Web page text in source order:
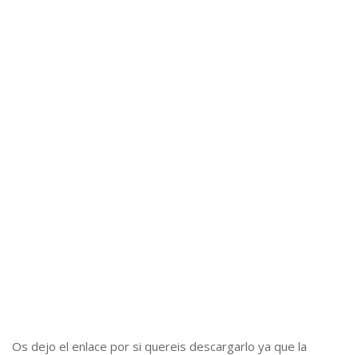
Os dejo el enlace por si quereis descargarlo ya que la